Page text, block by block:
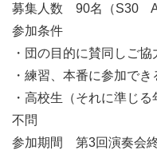
募集人数 90名（S30
参加条件
・団の目的に賛同しご
・練習、本番に参加でき
・高校生（それに準じ
不問
参加期間 第3回演奏会